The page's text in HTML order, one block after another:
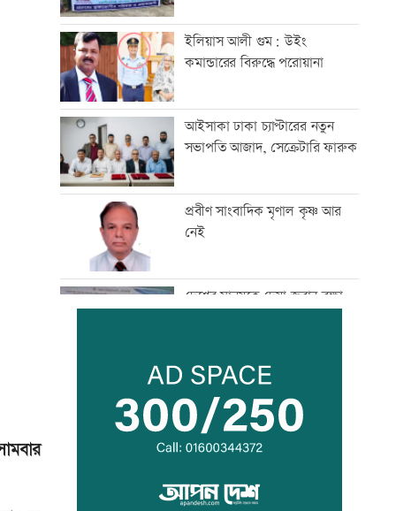
ইলিয়াস আলী গুম: উইং
কমান্ডারের বিরুদ্ধে পরোয়ানা
আইসাকা ঢাকা চ্যাপ্টারের নতুন
সভাপতি আজাদ, সেক্রেটারি ফারুক
প্রবীণ সাংবাদিক মৃণাল কৃষ্ণ আর
নেই
দেশের মানুষকে দেয়া জবান রক্ষা
আদিবাসী দিবসে রাঙামাটিতে বর্ণাঢ্য
শোভাযাত্রা